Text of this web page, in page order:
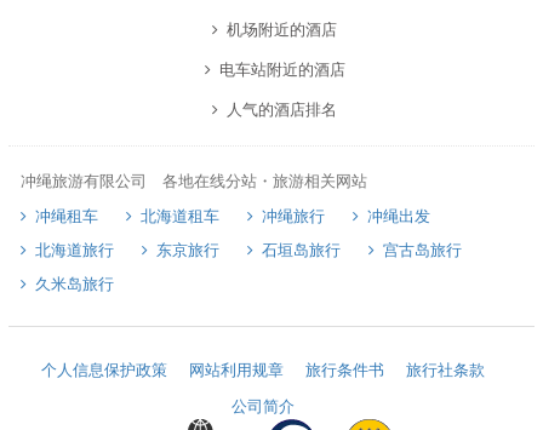
机场附近的酒店
电车站附近的酒店
人气的酒店排名
冲绳旅游有限公司 各地在线分站・旅游相关网站
冲绳租车
北海道租车 冲绳旅行
冲绳出发
北海道旅行
东京旅行 石垣岛旅行
宫古岛旅行
久米岛旅行
个人信息保护政策 网站利用规章 旅行条件书
旅行社条款
公司简介